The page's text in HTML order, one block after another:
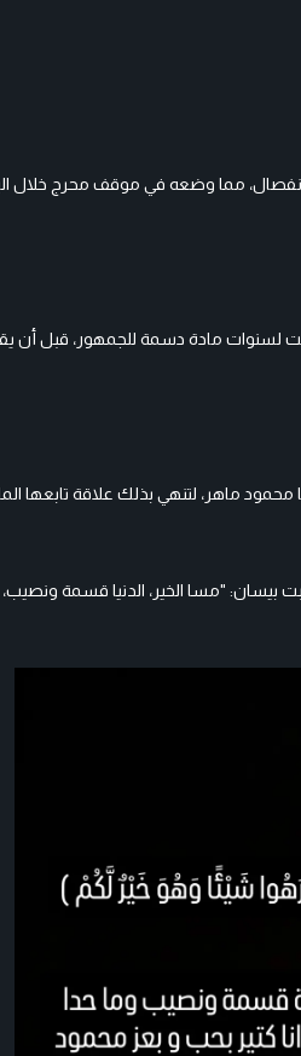
مما وضعه في موقف محرج خلال
لسنوات مادة دسمة للجمهور، قبل
ماهر، لتنهي بذلك علاقة تابعها
"مسا الخير، الدنيا قسمة ونصيب،